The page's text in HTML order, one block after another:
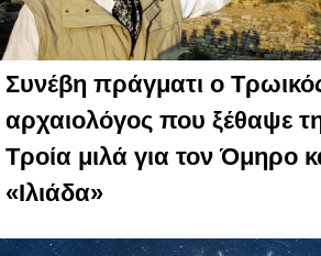
Συνέβη πράγματι ο
αρχαιολόγος που ξέθαψε
Τροία μιλά για τον Όμηρο
«Ιλιάδα»